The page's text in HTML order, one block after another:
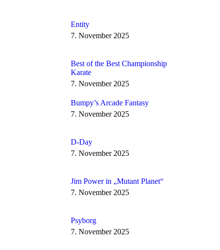
Entity
7. November 2025
Best of the Best Championship
Karate
7. November 2025
Bumpy’s Arcade Fantasy
7. November 2025
D-Day
7. November 2025
Jim Power in „Mutant Planet“
7. November 2025
Psyborg
7. November 2025